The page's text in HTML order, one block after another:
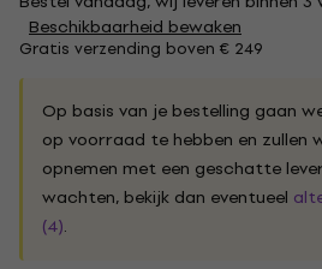
Beschikbaarheid bewaken
Gratis verzending boven € 249
Op basis van je bestelling gaan
op voorraad te hebben en
opnemen met een geschatte
wachten, bekijk dan eventueel
(4).